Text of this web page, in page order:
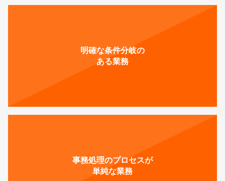
明確な条件分岐の
ある業務
事務処理のプロセスが
単純な業務